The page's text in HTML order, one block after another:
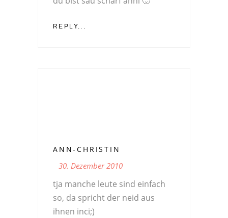
REPLY...
ANN-CHRISTIN
30. Dezember 2010
tja manche leute sind einfach
so, da spricht der neid aus
ihnen inci;)